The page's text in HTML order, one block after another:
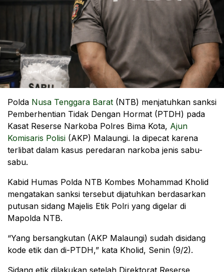
Polda Nusa Tenggara Barat (NTB) menjatuhkan sanksi
Pemberhentian Tidak Dengan Hormat (PTDH) pada
Kasat Reserse Narkoba Polres Bima Kota, Ajun
Komisaris Polisi (AKP) Malaungi. Ia dipecat karena
terlibat dalam kasus peredaran narkoba jenis sabu-
sabu.
Kabid Humas Polda NTB Kombes Mohammad Kholid
mengatakan sanksi tersebut dijatuhkan berdasarkan
putusan sidang Majelis Etik Polri yang digelar di
Mapolda NTB.
“Yang bersangkutan (AKP Malaungi) sudah disidang
kode etik dan di-PTDH,” kata Kholid, Senin (9/2).